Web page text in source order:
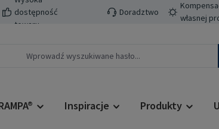
dostępność
towaru
Doradztwo
własnej
Inspiracje Produkty